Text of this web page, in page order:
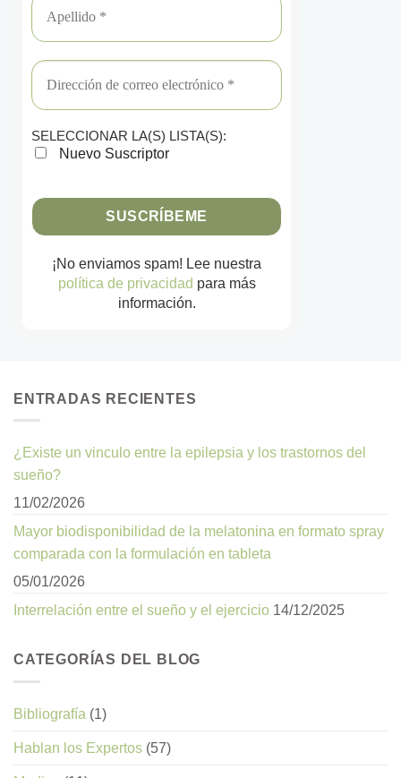
SELECCIONAR LA(S) LISTA(S):
Nuevo Suscriptor
¡No enviamos spam! Lee nuestra
política de privacidad para más
información.
ENTRADAS RECIENTES
¿Existe un vinculo entre la epilepsia y los trastornos del
sueño?
11/02/2026
Mayor biodisponibilidad de la melatonina en formato spray
comparada con la formulación en tableta
05/01/2026
Interrelación entre el sueño y el ejercicio 14/12/2025
CATEGORÍAS DEL BLOG
Bibliografía (1)
Hablan los Expertos (57)